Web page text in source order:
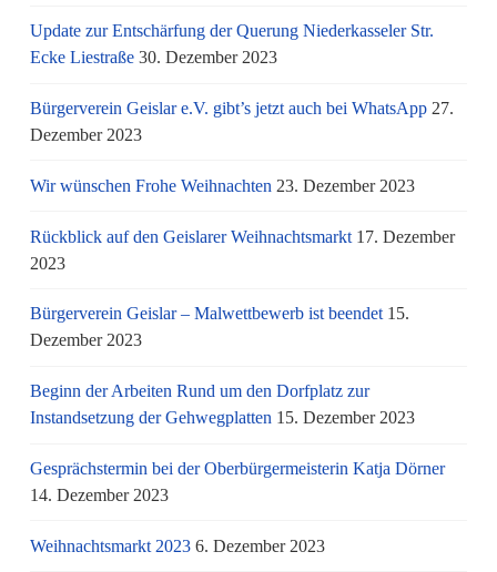
Update zur Entschärfung der Querung Niederkasseler Str.
Ecke Liestraße 30. Dezember 2023
Bürgerverein Geislar e.V. gibt’s jetzt auch bei WhatsApp 27.
Dezember 2023
Wir wünschen Frohe Weihnachten 23. Dezember 2023
Rückblick auf den Geislarer Weihnachtsmarkt 17. Dezember
2023
Bürgerverein Geislar – Malwettbewerb ist beendet 15.
Dezember 2023
Beginn der Arbeiten Rund um den Dorfplatz zur
Instandsetzung der Gehwegplatten 15. Dezember 2023
Gesprächstermin bei der Oberbürgermeisterin Katja Dörner
14. Dezember 2023
Weihnachtsmarkt 2023 6. Dezember 2023